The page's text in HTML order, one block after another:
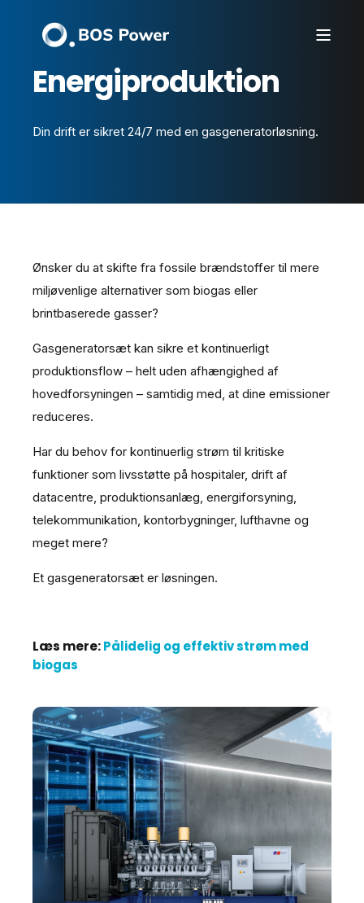
Energiproduktion
Din drift er sikret 24/7 med en gasgeneratorløsning.
Ønsker du at skifte fra fossile brændstoffer til mere
miljøvenlige alternativer som biogas eller
brintbaserede gasser?
Gasgeneratorsæt kan sikre et kontinuerligt
produktionsflow – helt uden afhængighed af
hovedforsyningen – samtidig med, at dine emissioner
reduceres.
Har du behov for kontinuerlig strøm til kritiske
funktioner som livsstøtte på hospitaler, drift af
datacentre, produktionsanlæg, energiforsyning,
telekommunikation, kontorbygninger, lufthavne og
meget mere?
Et gasgeneratorsæt er løsningen.
Læs mere:Pålidelig og effektiv strøm med
biogas